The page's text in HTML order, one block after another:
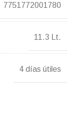
7751772001780
11.3 Lt.
4 días útiles